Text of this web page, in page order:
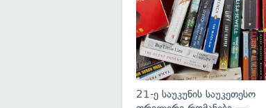
21-ე საუკუნის საუკეთესო